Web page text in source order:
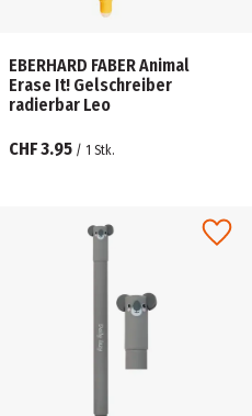
EBERHARD FABER Animal
Erase It! Gelschreiber
radierbar Leo
CHF 3.95 / 1 Stk.